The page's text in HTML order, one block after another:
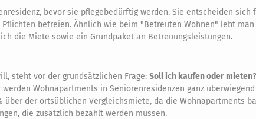
bevor sie pflegebedürftig werden. Sie entscheiden sich
befreien. Ähnlich wie beim "Betreuten Wohnen" lebt
die Miete sowie ein Grundpaket an Betreuungsleistungen.
steht vor der grundsätzlichen Frage: Soll ich kaufen oder mieten?
Wohnapartments in Seniorenresidenzen ganz
über der ortsüblichen Vergleichsmiete, da die Wohnapartments
die zusätzlich bezahlt werden müssen.